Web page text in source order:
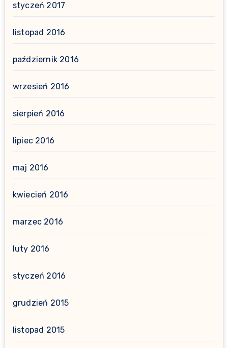
styczeń 2017
listopad 2016
październik 2016
wrzesień 2016
sierpień 2016
lipiec 2016
maj 2016
kwiecień 2016
marzec 2016
luty 2016
styczeń 2016
grudzień 2015
listopad 2015